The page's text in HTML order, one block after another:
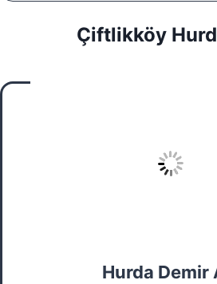
Çiftlikköy
Hurda Demir